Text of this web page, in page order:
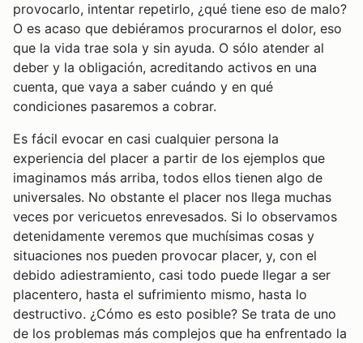
provocarlo, intentar repetirlo, ¿qué tiene eso de malo?
O es acaso que debiéramos procurarnos el dolor, eso
que la vida trae sola y sin ayuda. O sólo atender al
deber y la obligación, acreditando activos en una
cuenta, que vaya a saber cuándo y en qué
condiciones pasaremos a cobrar.
Es fácil evocar en casi cualquier persona la
experiencia del placer a partir de los ejemplos que
imaginamos más arriba, todos ellos tienen algo de
universales. No obstante el placer nos llega muchas
veces por vericuetos enrevesados. Si lo observamos
detenidamente veremos que muchísimas cosas y
situaciones nos pueden provocar placer, y, con el
debido adiestramiento, casi todo puede llegar a ser
placentero, hasta el sufrimiento mismo, hasta lo
destructivo. ¿Cómo es esto posible? Se trata de uno
de los problemas más complejos que ha enfrentado la